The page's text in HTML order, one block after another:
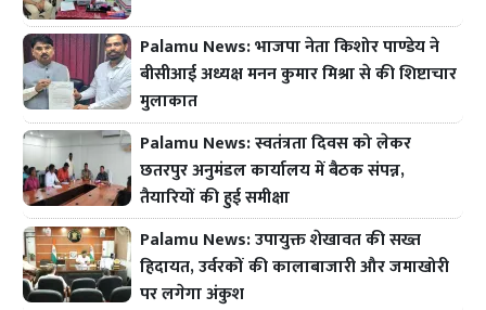
Palamu News: भाजपा नेता किशोर पाण्डेय ने
बीसीआई अध्यक्ष मनन कुमार मिश्रा से की शिष्टाचार
मुलाकात
Palamu News: स्वतंत्रता दिवस को लेकर
छतरपुर अनुमंडल कार्यालय में बैठक संपन्न,
तैयारियों की हुई समीक्षा
Palamu News: उपायुक्त शेखावत की सख्त
हिदायत, उर्वरकों की कालाबाजारी और जमाखोरी
पर लगेगा अंकुश